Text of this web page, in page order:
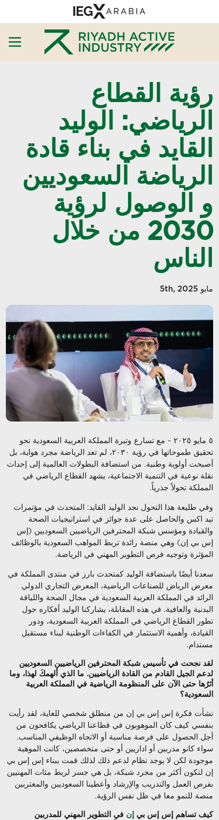
رؤية القطاع
الرياضي: الوليد
القايد في بناء قادة
الرياضة السعوديين
و الوصول لرؤية
2030 من خلال
الناس
مايو 5th, 2025
٥
مايو ٢٠٢٥ - مع تسارع وتيرة المملكة العربية السعودية نحو
تحقيق طموحاتها في رؤية ٢٠٣٠، لم تعد الرياضة مجرد هواية، بل
أصبحت أولوية وطنية. من استضافة البطولات العالمية إلى إحداث
نقلة نوعية في التنمية الاجتماعية، يشهد القطاع الرياضي في
المملكة تحولاً جذرياً.
وفي طليعة هذا التحول نجد الوليد القايد: المتحدث في مؤتمرات
تيد اكس والحاصل على عدة جوائز في استراتيجيات الصحة
والقيادة ومؤسس شبكة المحترفين الرياضيين السعوديين (إس
إس بي إن) وهي منصة رائدة تربط المواهب السعودية بالوظائف
المؤثرة وتوجيه فرص التطوير المهني في الرياضة.
سعدنا أيضًا باستضافة الوليد كمتحدث بارز في منتدى المملكة في
معرض الرياض للصناعات الرياضية، المعرض التجاري الدولي
الرائد في المملكة العربية السعودية في مجال الصحة واللياقة
البدنية والعافية. في هذه المقابلة، يشاركنا الوليد أفكاره حول
تطور القطاع الرياضي في المملكة العربية السعودية، ودور
القيادة، وأهمية الاستثمار في الكفاءات الوطنية لبناء مستقبل
مستدام.
لقد نجحت في تأسيس شبكة المحترفين الرياضيين السعوديين
لدعم الجيل القادم من القادة الرياضيين. ما الذي ألهمكَ لهذا، وما
أثرُها حتى الآن على المنظومة الرياضية في المملكة العربية
السعودية؟
نشأت فكرة إس إس بي إن من منطلق شخصي للغاية، لقد رأيت
بنفسي كيف كان الموهوبون في قطاعنا الرياضي يكافحون من
أجل الحصول على فرصة مناسبة أو الاتجاه الوظيفي المناسب.
سواء كانو مدربين أو اداريين أو حتى متخصصين، كانت الموهبة
موجودة لكن لا يوجد نظام لدعم ذلك لذلك قمت ببناء إس إس بي
إن لتكون أكثر من مجرد شبكة، بل هي جسر لربط مئات المهنيين
بفرص العمل والتدريب والإرشاد وأعطينا السعوديين والمغتربين
منصة للنمو معا في ظل نفس الرؤية.
كيف تساهم إس إس بي إن في التطوير المهني للمدربين